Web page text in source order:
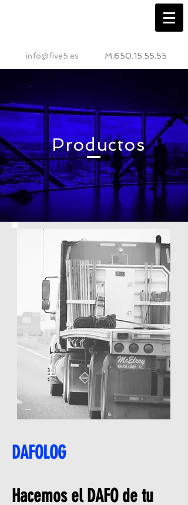
M.650.15.55.55
info@five5.es
Productos
DAFOLOG
Hacemos el DAFO de tu